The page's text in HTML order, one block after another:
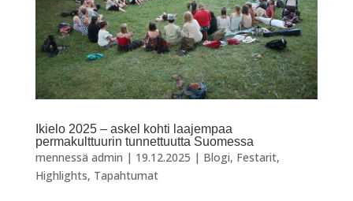
Ikielo 2025 – askel kohti laajempaa
permakulttuurin tunnettuutta Suomessa
mennessä admin | 19.12.2025 | Blogi, Festarit,
Highlights, Tapahtumat